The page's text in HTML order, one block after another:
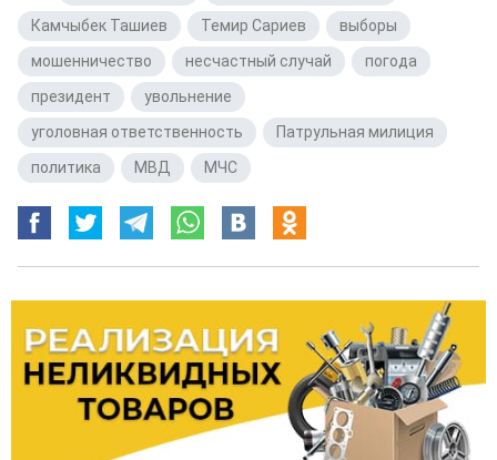
Камчыбек Ташиев
Темир Сариев выборы
мошенничество
несчастный случай погода
президент
увольнение
уголовная ответственность
Патрульная милиция
политика
МВД МЧС